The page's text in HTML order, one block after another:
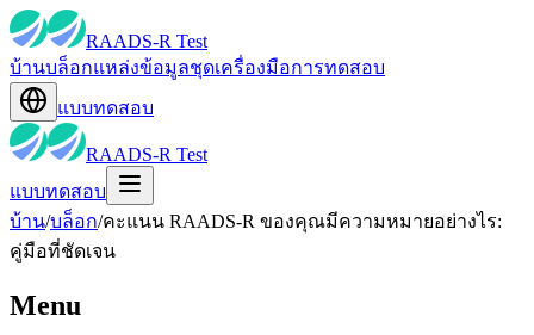
RAADS-R Test
บ้านบล็อกแหล่งข้อมูลชุดเครื่องมือการทดสอบ
แบบทดสอบ
RAADS-R Test
แบบทดสอบ
บ้าน/บล็อก/คะแนน RAADS-R ของคุณมีความหมายอย่างไร:
คู่มือที่ชัดเจน
Menu